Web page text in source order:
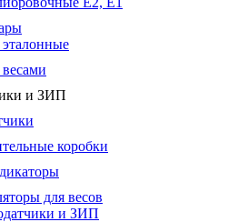
эталонные
и ЗИП
коробки
для весов
и ЗИП